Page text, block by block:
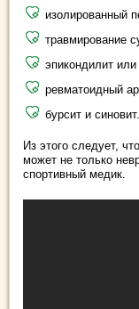
изолированный
травмирование
эпикондилит или
ревматоидный
бурсит и синовит.
Из этого следует,
может не только
спортивный медик.